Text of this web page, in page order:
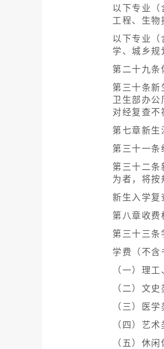
以下专业
工程、生物
以下专业
学、城乡规
第二十九条
第三十条
卫生部办公
对经复查不
第七章新生
第三十一条
第三十二
为者，将按
新生入学复
第八章收费
第三十三条
学费（不含
（一）理
（二）文
（三）医
（四）艺
（五）休